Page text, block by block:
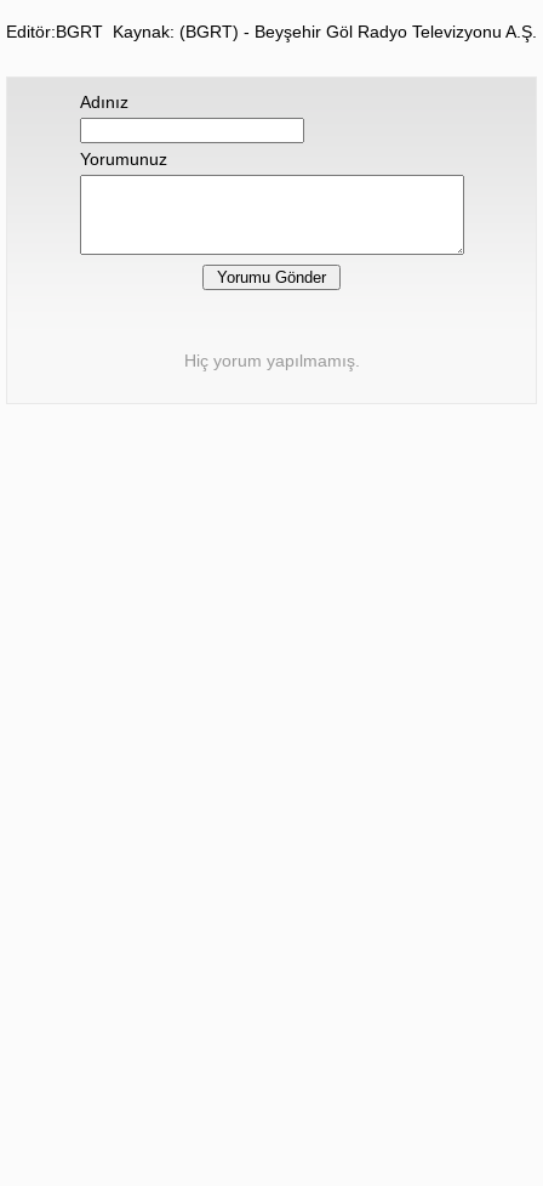
Editör:BGRT Kaynak: (BGRT) - Beyşehir Göl Radyo Televizyonu A.Ş.
Adınız
Yorumunuz
Hiç yorum yapılmamış.